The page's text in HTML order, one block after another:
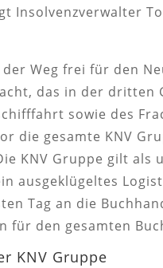
Insolvenzverwalter
Weg frei für den
das in der
sowie des
die gesamte KNV
KNV Gruppe gilt
ausgeklügeltes
Tag an die
für den gesamten
KNV Gruppe